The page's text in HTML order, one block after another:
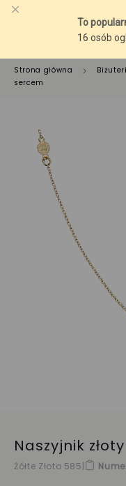
Strona główna
sercem
Naszyjnik
Żółte Złoto 585|